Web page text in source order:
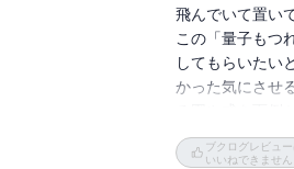
飛んでいて置い
この「量子もつ
してもらいたい
かった気にさせ
素人の自分に
ことに星５つ。
ブクログレビュー
いいねできません